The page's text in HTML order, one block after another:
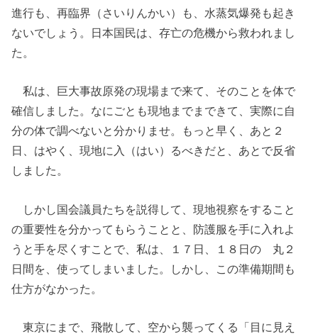
進行も、再臨界（さいりんかい）も、水蒸気爆発も起き
ないでしょう。日本国民は、存亡の危機から救われまし
た。
私は、巨大事故原発の現場まで来て、そのことを体で
確信しました。なにごとも現地までまできて、実際に自
分の体で調べないと分かりませ。もっと早く、あと２
日、はやく、現地に入（はい）るべきだと、あとで反省
しました。
しかし国会議員たちを説得して、現地視察をすること
の重要性を分かってもらうことと、防護服を手に入れよ
うと手を尽くすことで、私は、１７日、１８日の 丸２
日間を、使ってしまいました。しかし、この準備期間も
仕方がなかった。
東京にまで、飛散して、空から襲ってくる「目に見え